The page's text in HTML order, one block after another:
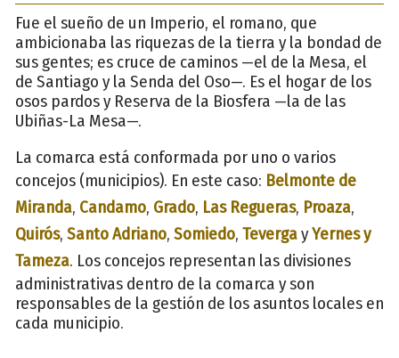
Fue el sueño de un Imperio, el romano, que
ambicionaba las riquezas de la tierra y la bondad de
sus gentes; es cruce de caminos —el de la Mesa, el
de Santiago y la Senda del Oso—. Es el hogar de los
osos pardos y Reserva de la Biosfera —la de las
Ubiñas-La Mesa—.
La comarca está conformada por uno o varios
concejos (municipios). En este caso: Belmonte de
Miranda, Candamo, Grado, Las Regueras, Proaza,
Quirós, Santo Adriano, Somiedo, TevergayYernes y
Tameza. Los concejos representan las divisiones
administrativas dentro de la comarca y son
responsables de la gestión de los asuntos locales en
cada municipio.